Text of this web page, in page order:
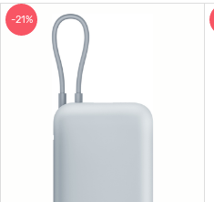
-21%